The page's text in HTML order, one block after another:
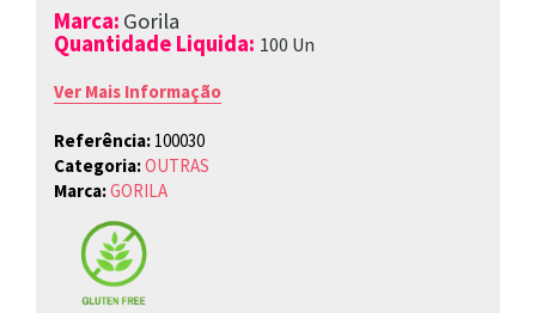
Marca: Gorila
Quantidade Liquida: 100 Un
Ver Mais Informação
Referência: 100030
Categoria:OUTRAS
Marca:GORILA